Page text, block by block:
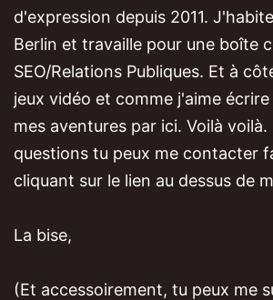
d'expression depuis 2011.
Berlin et travaille pour une boîte
SEO/Relations Publiques. Et à
jeux vidéo et comme j'aime
mes aventures par ici. Voilà voilà.
questions tu peux me contacter
cliquant sur le lien au dessus de
La bise,
(Et accessoirement, tu peux me